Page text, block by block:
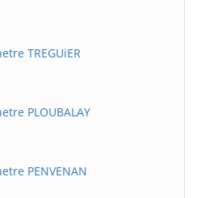
TREGUiER
PLOUBALAY
PENVENAN